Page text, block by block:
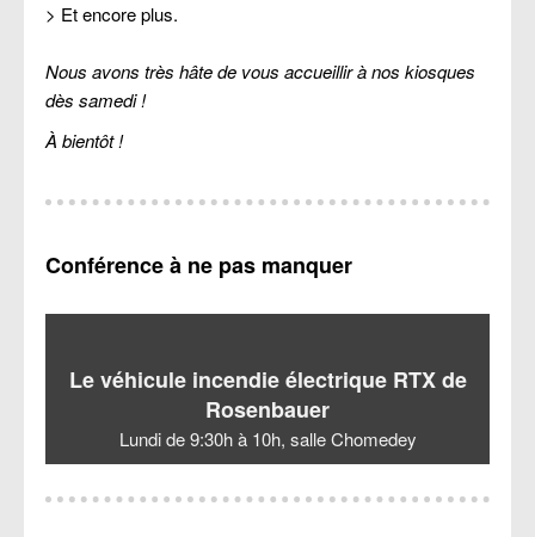
> Et encore plus.
Nous avons très hâte de vous accueillir à nos kiosques
dès samedi !
À bientôt !
Conférence à ne pas manquer
Le véhicule incendie électrique RTX de
Rosenbauer
Lundi de 9:30h à 10h, salle Chomedey